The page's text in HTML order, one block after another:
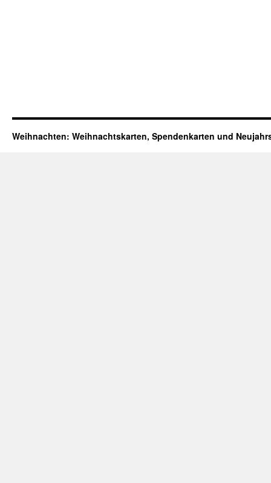
Weihnachten: Weihnachtskarten, Spendenkarten und